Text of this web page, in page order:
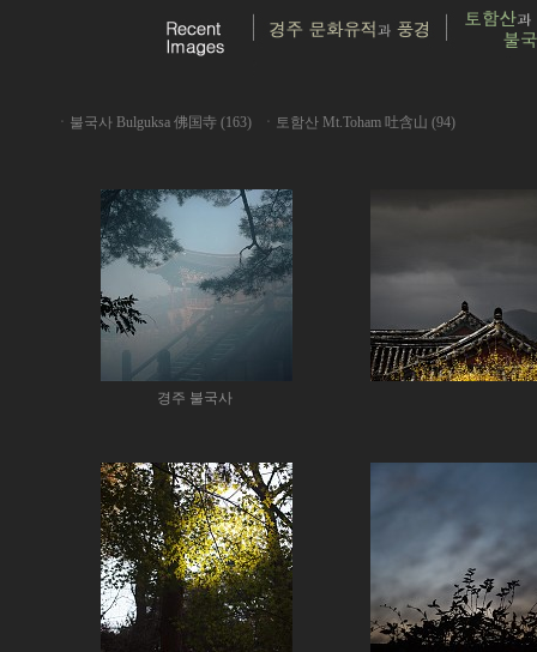
ㆍ 불국사 Bulguksa 佛国寺 (163) ㆍ 토함산 Mt.Toham 吐含山 (94)
경주 불국사